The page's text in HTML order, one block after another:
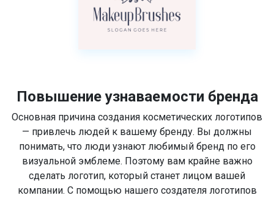
Повышение узнаваемости бренда
Основная причина создания косметических логотипов
— привлечь людей к вашему бренду. Вы должны
понимать, что люди узнают любимый бренд по его
визуальной эмблеме. Поэтому вам крайне важно
сделать логотип, который станет лицом вашей
компании. С помощью нашего создателя логотипов